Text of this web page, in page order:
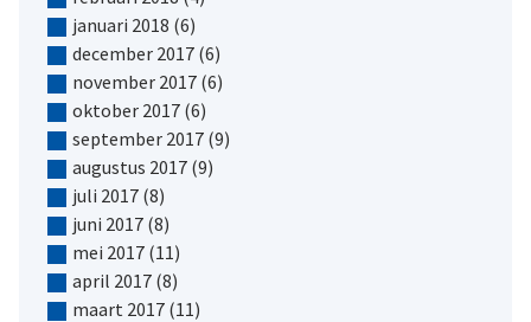
januari 2018 (6)
december 2017(6)
november 2017(6)
oktober 2017(6)
september 2017(9)
augustus 2017(9)
juli 2017(8)
juni 2017(8)
mei 2017(11)
april 2017(8)
maart 2017(11)